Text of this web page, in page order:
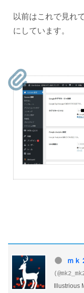
以前はこれで見れ
にしています。
ｍｋ
Illustrious